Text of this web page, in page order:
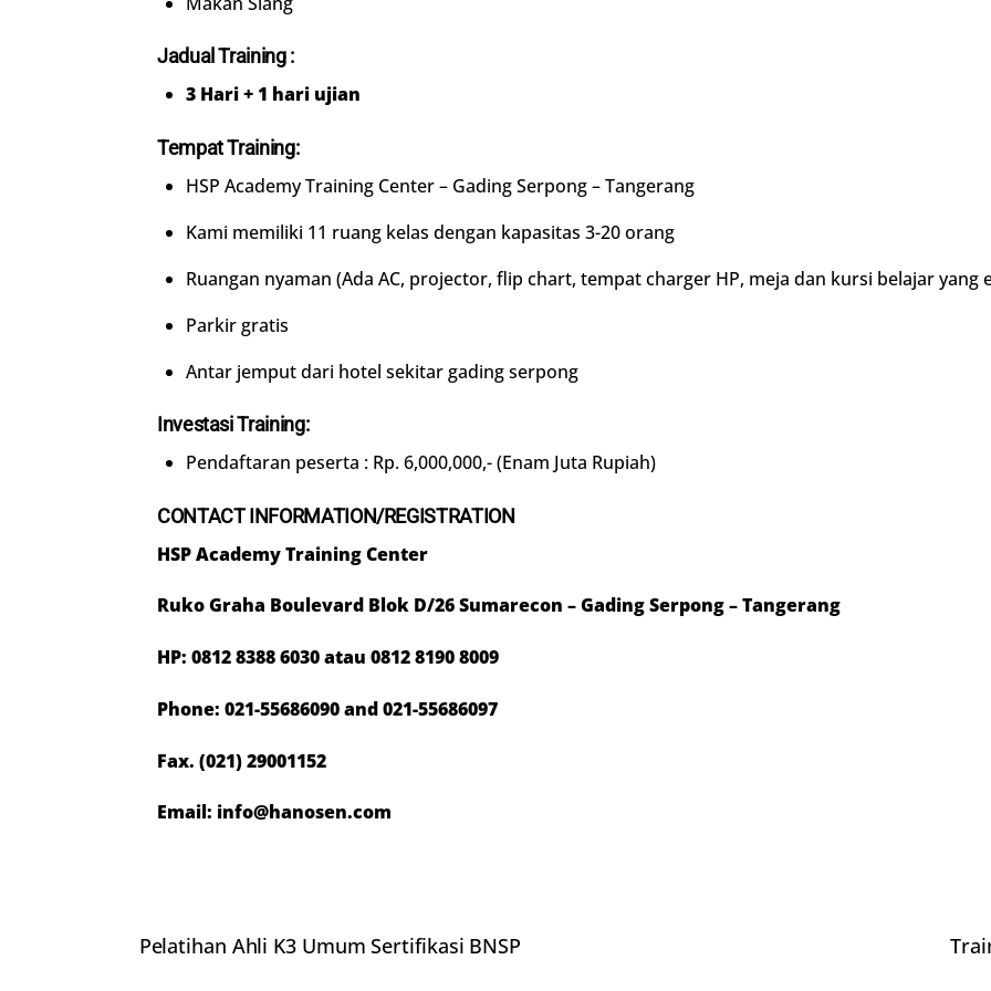
Jadual Training :
3 Hari + 1 hari ujian
Tempat Training:
HSP Academy Training Center – Gading Serpong – Tangerang
Kami memiliki 11 ruang kelas dengan kapasitas 3-20 orang
Ruangan nyaman (Ada AC, projector, flip chart, tempat charger HP, meja dan kursi belajar yang
Parkir gratis
Antar jemput dari hotel sekitar gading serpong
Investasi Training:
Pendaftaran peserta : Rp. 6,000,000,- (Enam Juta Rupiah)
CONTACT INFORMATION/REGISTRATION
HSP Academy Training Center
Ruko Graha Boulevard Blok D/26 Sumarecon – Gading Serpong – Tangerang
HP: 0812 8388 6030 atau 0812 8190 8009
Phone: 021-55686090 and 021-55686097
Fax. (021) 29001152
Email: info@hanosen.com
Pelatihan Ahli K3 Umum Sertifikasi BNSP